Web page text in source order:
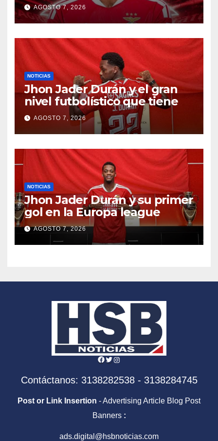
AGOSTO 7, 2026
NOTICIAS
Jhon Jader Durán y el gran
nivel futbolístico que tiene
AGOSTO 7, 2026
NOTICIAS
Jhon Jader Durán y su primer
gol en la Europa league
AGOSTO 7, 2026
Facebook
Twitter
Instagram
Contáctanos: 3138282538 - 3138284745
Post or Link Insertion - Advertising Article Blog Post
Banners :
ads.digital@hsbnoticias.com